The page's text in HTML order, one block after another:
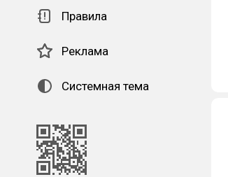
Правила
Реклама
Системная тема